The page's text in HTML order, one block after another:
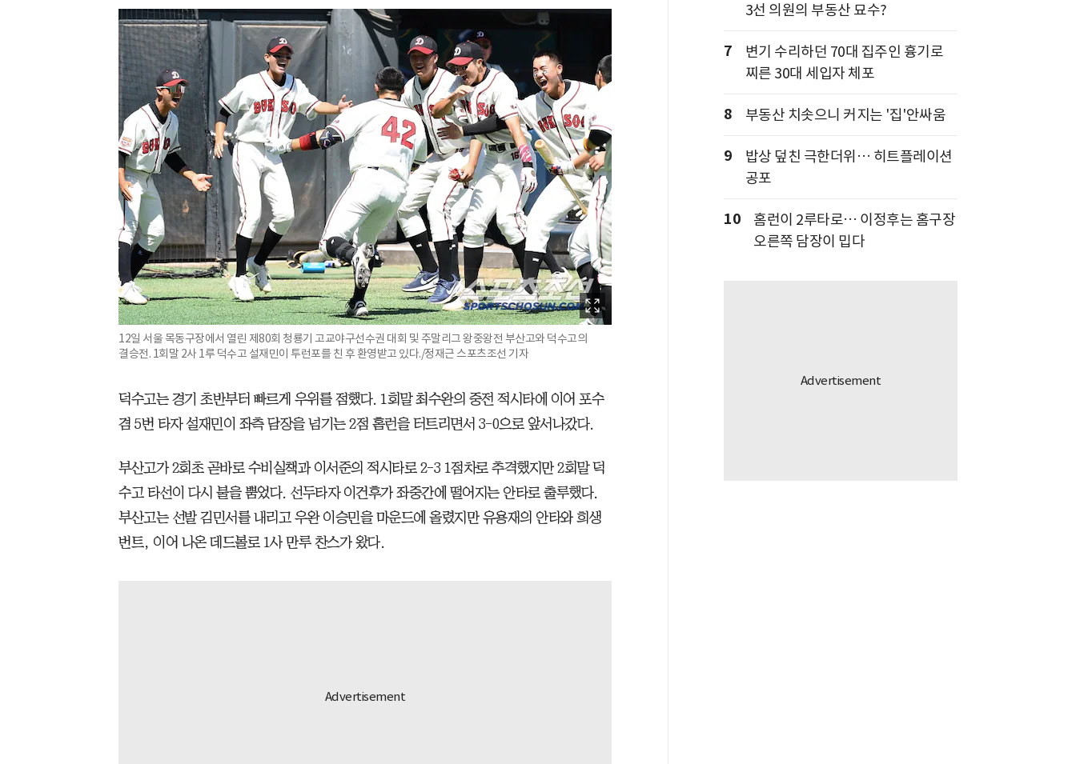
12일 서울 목동구장에서 열린 제80회 청룡기 고교야구선수권 대회 및 주말리그 왕중왕전 부산고와 덕수고의
결승전. 1회말 2사 1루 덕수고 설재민이 투런포를 친 후 환영받고 있다./정재근 스포츠조선 기자
덕수고는 경기 초반부터 빠르게 우위를 점했다. 1회말 최수완의 중전 적시타에 이어 포수
겸 5번 타자 설재민이 좌측 담장을 넘기는 2점 홈런을 터트리면서 3-0으로 앞서나갔다.
부산고가 2회초 곧바로 수비실책과 이서준의 적시타로 2-3 1점차로 추격했지만 2회말 덕
수고 타선이 다시 불을 뿜었다. 선두타자 이건후가 좌중간에 떨어지는 안타로 출루했다.
부산고는 선발 김민서를 내리고 우완 이승민을 마운드에 올렸지만 유용재의 안타와 희생
번트, 이어 나온 데드볼로 1사 만루 찬스가 왔다.
3선 의원의 부동산 묘수?
7
변기 수리하던 70대 집주인 흉기로
찌른 30대 세입자 체포
8 부동산 치솟으니 커지는 '집'안싸움
9
밥상 덮친 극한더위… 히트플레이션
공포
10
홈런이 2루타로… 이정후는 홈구장
오른쪽 담장이 밉다